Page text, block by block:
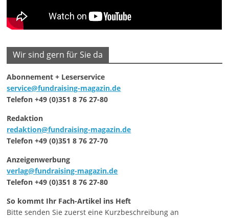
Wir sind gern für Sie da
Abonnement + Leserservice
service@fundraising-magazin.de
Telefon +49 (0)351 8 76 27-80
Redaktion
redaktion@fundraising-magazin.de
Telefon +49 (0)351 8 76 27-70
Anzeigenwerbung
verlag@fundraising-magazin.de
Telefon +49 (0)351 8 76 27-80
So kommt Ihr Fach-Artikel ins Heft
Bitte senden Sie zuerst eine Kurzbeschreibung an